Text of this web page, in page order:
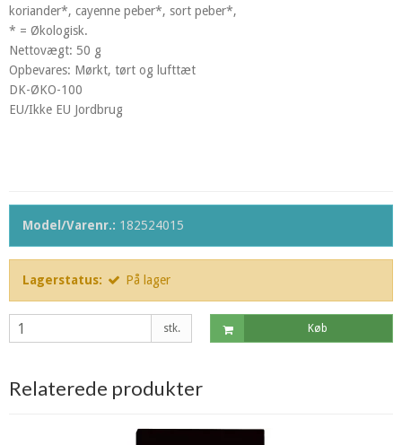
koriander*, cayenne peber*, sort peber*,
* = Økologisk.
Nettovægt: 50 g
Opbevares: Mørkt, tørt og lufttæt
DK-ØKO-100
EU/Ikke EU Jordbrug
Model/Varenr.: 182524015
Lagerstatus: På lager
stk. Køb
Relaterede produkter